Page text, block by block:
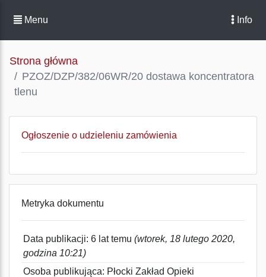
Menu Info
Strona główna
PZOZ/DZP/382/06WR/20 dostawa koncentratora
tlenu
Ogłoszenie o udzieleniu zamówienia
Metryka dokumentu
Data publikacji: 6 lat temu (wtorek, 18 lutego 2020,
godzina 10:21)
Osoba publikująca: Płocki Zakład Opieki